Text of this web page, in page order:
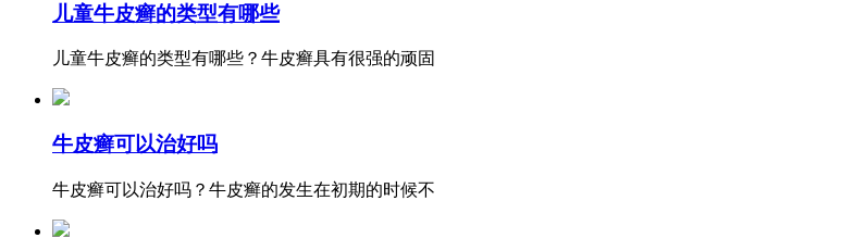
儿童牛皮癣的类型有哪些
儿童牛皮癣的类型有哪些？牛皮癣具有很强的顽固
牛皮癣可以治好吗
牛皮癣可以治好吗？牛皮癣的发生在初期的时候不